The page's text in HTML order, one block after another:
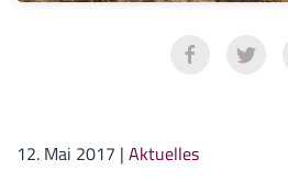
12. Mai 2017 | Aktuelles